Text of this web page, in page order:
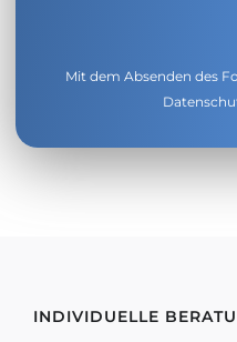
Mit dem Absenden des
INDIVIDUELLE